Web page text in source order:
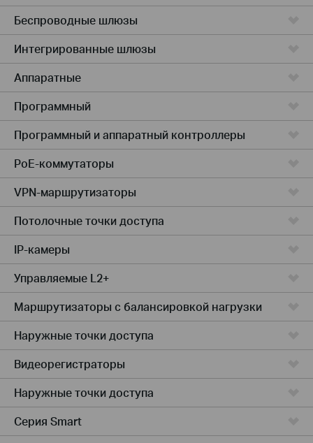
Беспроводные шлюзы
Интегрированные шлюзы
Аппаратные
Программный
Программный и аппаратный контроллеры
PoE-коммутаторы
VPN-маршрутизаторы
Потолочные точки доступа
IP-камеры
Управляемые L2+
Маршрутизаторы с балансировкой нагрузки
Наружные точки доступа
Видеорегистраторы
Наружные точки доступа
Серия Smart